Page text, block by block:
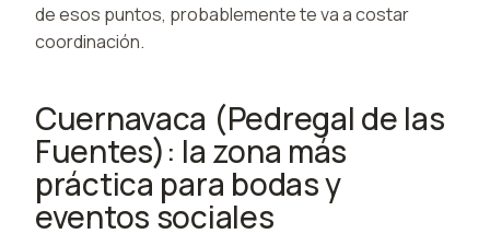
de esos puntos, probablemente te va a costar
coordinación.
Cuernavaca (Pedregal de las
Fuentes): la zona más
práctica para bodas y
eventos sociales